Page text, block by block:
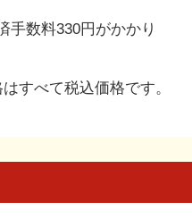
数料330円がかかり
すべて税込価格です。